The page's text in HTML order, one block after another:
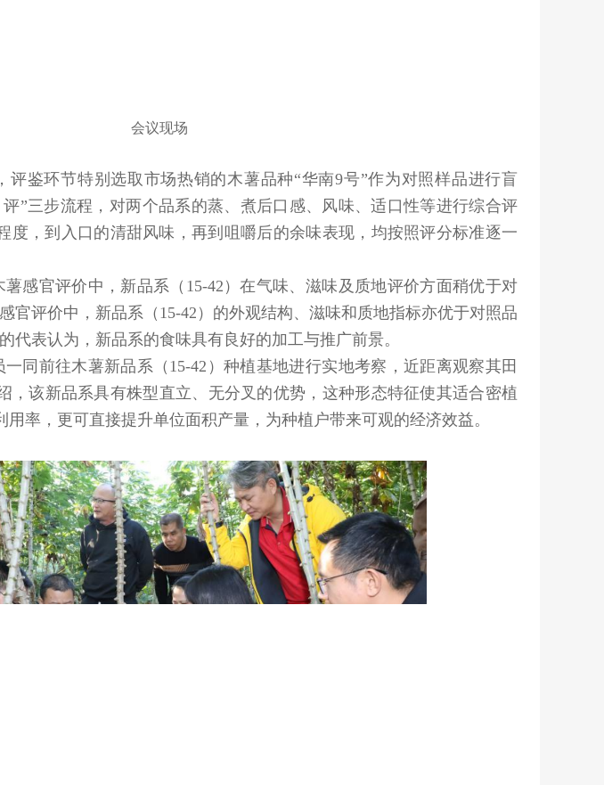
会议现场
评鉴环节特别选取市场热销的木薯品种“华南9号”作为对照样品进行盲
”三步流程，对两个品系的蒸、煮后口感、风味、适口性等进行综合评
，到入口的清甜风味，再到咀嚼后的余味表现，均按照评分标准逐一
感官评价中，新品系（ 15-42 ）在气味、滋味及质地评价方面稍优于对
官评价中，新品系（15-42 ）的外观结构、滋味和质地指标亦优于对照品
代表认为，新品系的食味具有良好的加工与推广前景。
同前往木薯新品系（15-42 ）种植基地进行实地考察，近距离观察其田
，该新品系具有株型直立、无分叉的优势，这种形态特征使其适合密植
率，更可直接提升单位面积产量，为种植户带来可观的经济效益。